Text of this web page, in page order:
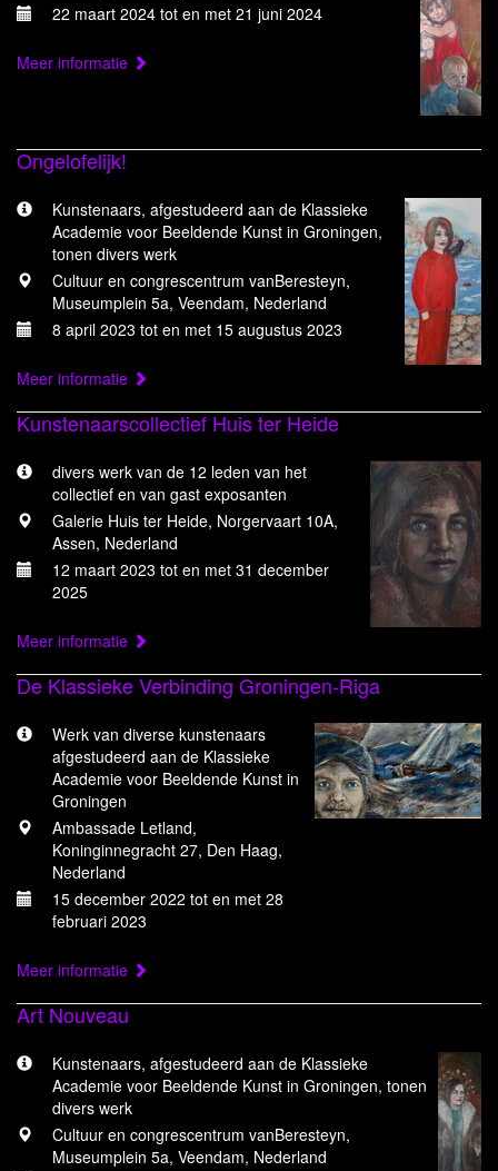
22 maart 2024 tot en met 21 juni 2024
Meer informatie
Ongelofelijk!
Kunstenaars, afgestudeerd aan de Klassieke
Academie voor Beeldende Kunst in Groningen,
tonen divers werk
Cultuur en congrescentrum vanBeresteyn,
Museumplein 5a, Veendam, Nederland
8 april 2023 tot en met 15 augustus 2023
Meer informatie
Kunstenaarscollectief Huis ter Heide
divers werk van de 12 leden van het
collectief en van gast exposanten
Galerie Huis ter Heide, Norgervaart 10A,
Assen, Nederland
12 maart 2023 tot en met 31 december
2025
Meer informatie
De Klassieke Verbinding Groningen-Riga
Werk van diverse kunstenaars
afgestudeerd aan de Klassieke
Academie voor Beeldende Kunst in
Groningen
Ambassade Letland,
Koninginnegracht 27, Den Haag,
Nederland
15 december 2022 tot en met 28
februari 2023
Meer informatie
Art Nouveau
Kunstenaars, afgestudeerd aan de Klassieke
Academie voor Beeldende Kunst in Groningen, tonen
divers werk
Cultuur en congrescentrum vanBeresteyn,
Museumplein 5a, Veendam, Nederland